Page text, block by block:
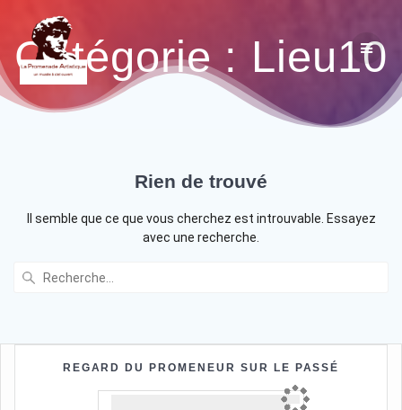
Catégorie : Lieu10
Rien de trouvé
Il semble que ce que vous cherchez est introuvable. Essayez
avec une recherche.
REGARD DU PROMENEUR SUR LE PASSÉ